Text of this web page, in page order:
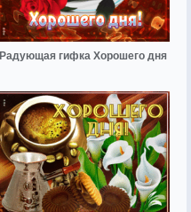
Радующая гифка Хорошего дня